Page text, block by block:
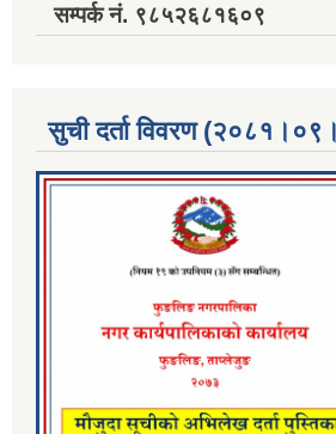
सम्पर्क नं. ९८५२६८१६०९
सुची दर्ता विवरण